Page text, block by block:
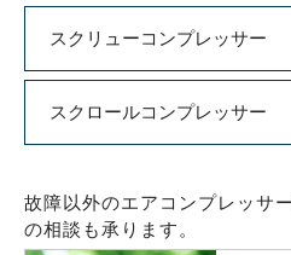
スクリューコンプレッサー
スクロールコンプレッサー
故障以外のエアコンプレッサ
の相談も承ります。